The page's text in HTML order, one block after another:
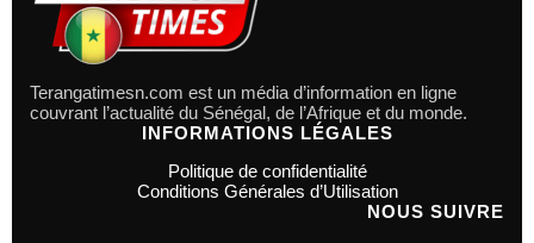
Terangatimesn.com est un média d’information en ligne
couvrant l’actualité du Sénégal, de l’Afrique et du monde.
INFORMATIONS LÉGALES
Politique de confidentialité
Conditions Générales d’Utilisation
NOUS SUIVRE